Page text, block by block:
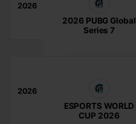
2026
2026 PUBG Global
Series 7
2026
ESPORTS WORLD
CUP 2026